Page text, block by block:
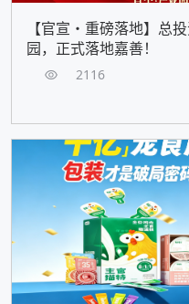
【官宣・重磅落地】总
园，正式落地嘉善！
2116